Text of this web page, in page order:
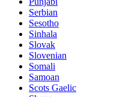
Serbian
Sesotho
Sinhala
Slovak
Slovenian
Somali
Samoan
Scots Gaelic